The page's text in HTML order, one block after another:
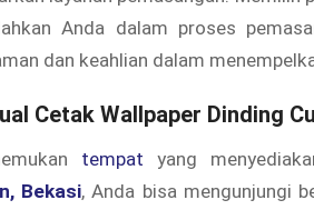
Anda dalam proses
dan keahlian dalam
Cetak Wallpaper Dinding
tempat yang
Bekasi, Anda bisa mengunjungi